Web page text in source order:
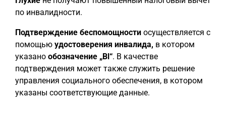
по инвалидности.
Подтверждение беспомощности осуществляется с
помощью удостоверения инвалида, в котором
указано обозначение „Bl“. В качестве
подтверждения может также служить решение
управления социального обеспечения, в котором
указаны соответствующие данные.